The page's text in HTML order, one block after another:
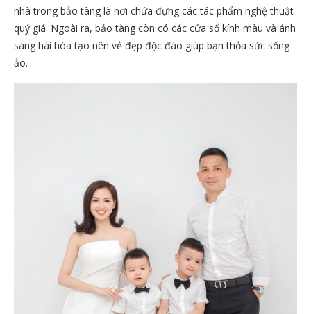
nhà trong bảo tàng là nơi chứa đựng các tác phẩm nghệ thuật
quý giá. Ngoài ra, bảo tàng còn có các cửa sổ kính màu và ánh
sáng hài hòa tạo nên vẻ đẹp độc đáo giúp bạn thỏa sức sống
ảo.